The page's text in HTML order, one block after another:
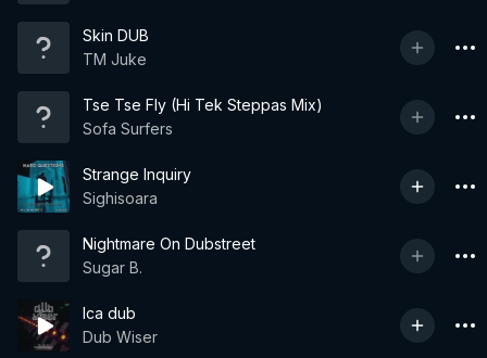
Skin DUB
TM Juke
Tse Tse Fly (Hi Tek Steppas Mix)
Sofa Surfers
Strange Inquiry
Sighisoara
Nightmare On Dubstreet
Sugar B.
Ica dub
Dub Wiser